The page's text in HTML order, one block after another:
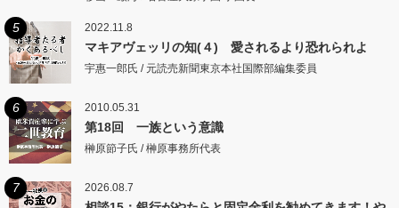
5 2022.11.8
マキアヴェッリの知(４) 愛されるより恐れられよ
宇惠一郎氏 / 元読売新聞東京本社国際部編集委員
6 2010.05.31
第18回 一族という意識
榊原節子氏 / 榊原事務所代表
7 2026.08.7